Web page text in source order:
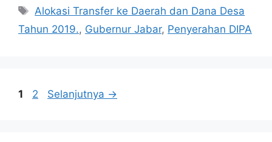
Tag
Alokasi Transfer ke Daerah dan Dana Desa
Tahun 2019., Gubernur Jabar, Penyerahan DIPA
Halaman
1 Halaman
2 Selanjutnya →